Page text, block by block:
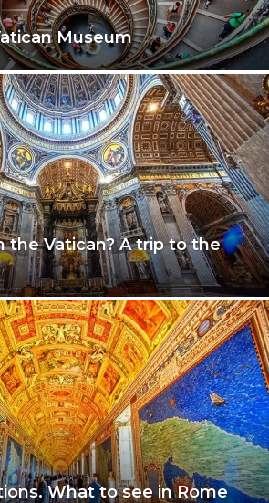
Museum
the Vatican? A trip to the
What to see in Rome